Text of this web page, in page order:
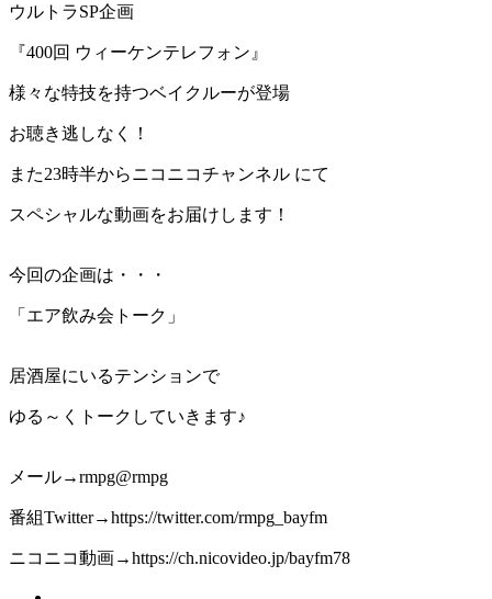
ウルトラSP企画
『400回 ウィーケンテレフォン』
様々な特技を持つベイクルーが登場
お聴き逃しなく！
また23時半からニコニコチャンネル にて
スペシャルな動画をお届けします！
今回の企画は・・・
「エア飲み会トーク」
居酒屋にいるテンションで
ゆる～くトークしていきます♪
メール→rmpg@rmpg
番組Twitter→https://twitter.com/rmpg_bayfm
ニコニコ動画→https://ch.nicovideo.jp/bayfm78